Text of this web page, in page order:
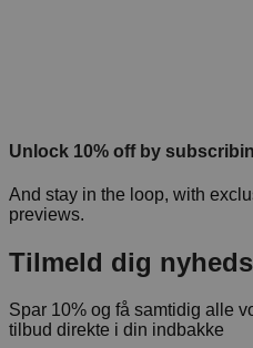
Unlock 10% off by
And stay in the loop, with
previews.
Tilmeld dig
Spar 10% og få samtidig alle
tilbud direkte i din indbakke